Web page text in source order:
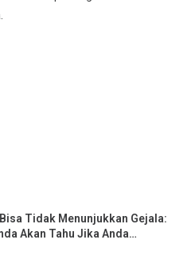
Tidak Menunjukkan Gejala:
Akan Tahu Jika Anda